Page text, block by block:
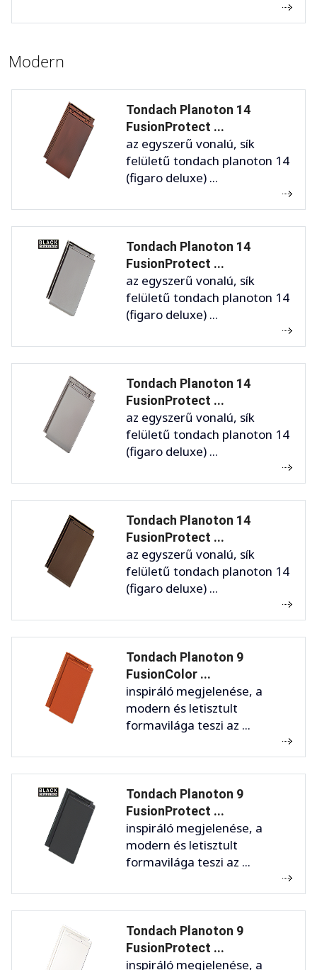
Modern
Tondach Planoton 14
FusionProtect ...
az egyszerű vonalú, sík
felületű tondach planoton 14
(figaro deluxe) ...
Tondach Planoton 14
FusionProtect ...
az egyszerű vonalú, sík
felületű tondach planoton 14
(figaro deluxe) ...
Tondach Planoton 14
FusionProtect ...
az egyszerű vonalú, sík
felületű tondach planoton 14
(figaro deluxe) ...
Tondach Planoton 14
FusionProtect ...
az egyszerű vonalú, sík
felületű tondach planoton 14
(figaro deluxe) ...
Tondach Planoton 9
FusionColor ...
inspiráló megjelenése, a
modern és letisztult
formavilága teszi az ...
Tondach Planoton 9
FusionProtect ...
inspiráló megjelenése, a
modern és letisztult
formavilága teszi az ...
Tondach Planoton 9
FusionProtect ...
inspiráló megjelenése, a